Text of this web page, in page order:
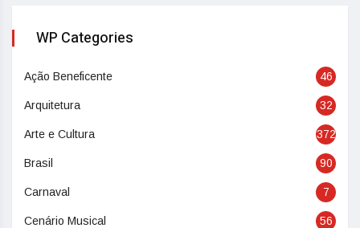
WP Categories
Ação Beneficente 46
Arquitetura 32
Arte e Cultura 372
Brasil 90
Carnaval 7
Cenário Musical 56